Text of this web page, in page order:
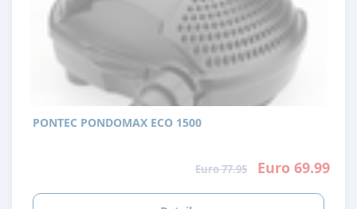
PONTEC PONDOMAX ECO 1500
Euro 77.95 Euro 69.99